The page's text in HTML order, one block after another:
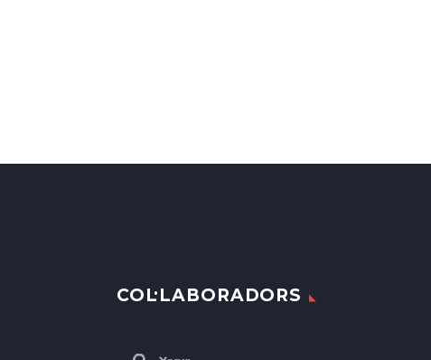
COL·LABORADORS